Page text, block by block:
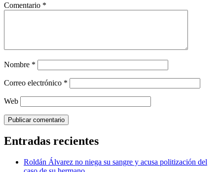
Comentario *
Nombre *
Correo electrónico *
Web
Entradas recientes
Roldán Álvarez no niega su sangre y acusa politización del